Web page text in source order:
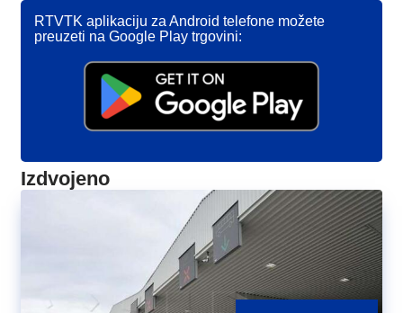
RTVTK aplikaciju za Android telefone možete
preuzeti na Google Play trgovini:
Izdvojeno